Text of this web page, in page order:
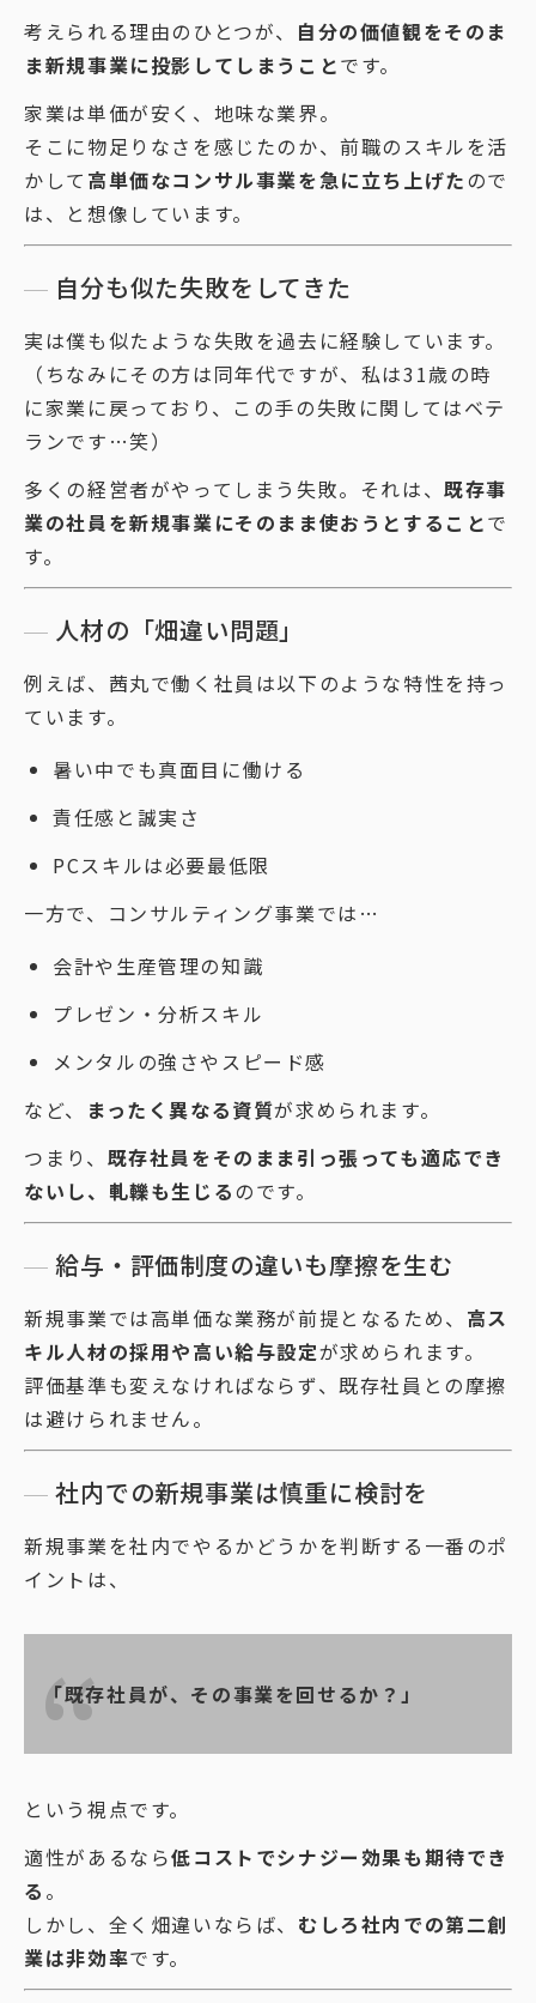
考えられる理由のひとつが、 自分の価値観をそのま
ま新規事業に投影してしまうことです。
家業は単価が安く、地味な業界。
そこに物足りなさを感じたのか、前職のスキルを活
かして 高単価なコンサル事業を急に立ち上げたので
は、と想像しています。
自分も似た失敗をしてきた
実は僕も似たような失敗を過去に経験しています。
（ちなみにその方は同年代ですが、私は31歳の時
に家業に戻っており、この手の失敗に関してはベテ
ランです…笑）
多くの経営者がやってしまう失敗。それは、既存事
業の社員を新規事業にそのまま使おうとすることで
す。
人材の「畑違い問題」
例えば、茜丸で働く社員は以下のような特性を持っ
ています。
暑い中でも真面目に働ける
責任感と誠実さ
PCスキルは必要最低限
一方で、コンサルティング事業では…
会計や生産管理の知識
プレゼン・分析スキル
メンタルの強さやスピード感
など、
まったく異なる資質が求められます。
つまり、 既存社員をそのまま引っ張っても適応でき
ないし、軋轢も生じるのです。
給与・評価制度の違いも摩擦を生む
新規事業では高単価な業務が前提となるため、 高ス
キル人材の採用や高い給与設定が求められます。
評価基準も変えなければならず、既存社員との摩擦
は避けられません。
社内での新規事業は慎重に検討を
新規事業を社内でやるかどうかを判断する一番のポ
イントは、
「既存社員が、その事業を回せるか？」
という視点です。
適性があるなら低コストでシナジー効果も期待でき
る 。
しかし、全く畑違いならば、 むしろ社内での第二創
業は非効率です。